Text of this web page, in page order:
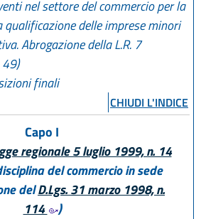
nel settore del commercio per la
qualificazione delle imprese minori
Abrogazione della L.R. 7
finali
CHIUDI L'INDICE
Capo I
regionale 5 luglio 1999, n. 14
del commercio in sede
delD.Lgs. 31 marzo 1998, n.
114
)